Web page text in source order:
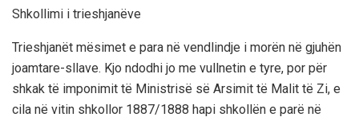
Shkollimi i trieshjanëve
Trieshjanët mësimet e para në vendlindje i morën në gjuhën
joamtare-sllave. Kjo ndodhi jo me vullnetin e tyre, por për
shkak të imponimit të Ministrisë së Arsimit të Malit të Zi, e
cila në vitin shkollor 1887/1888 hapi shkollën e parë në